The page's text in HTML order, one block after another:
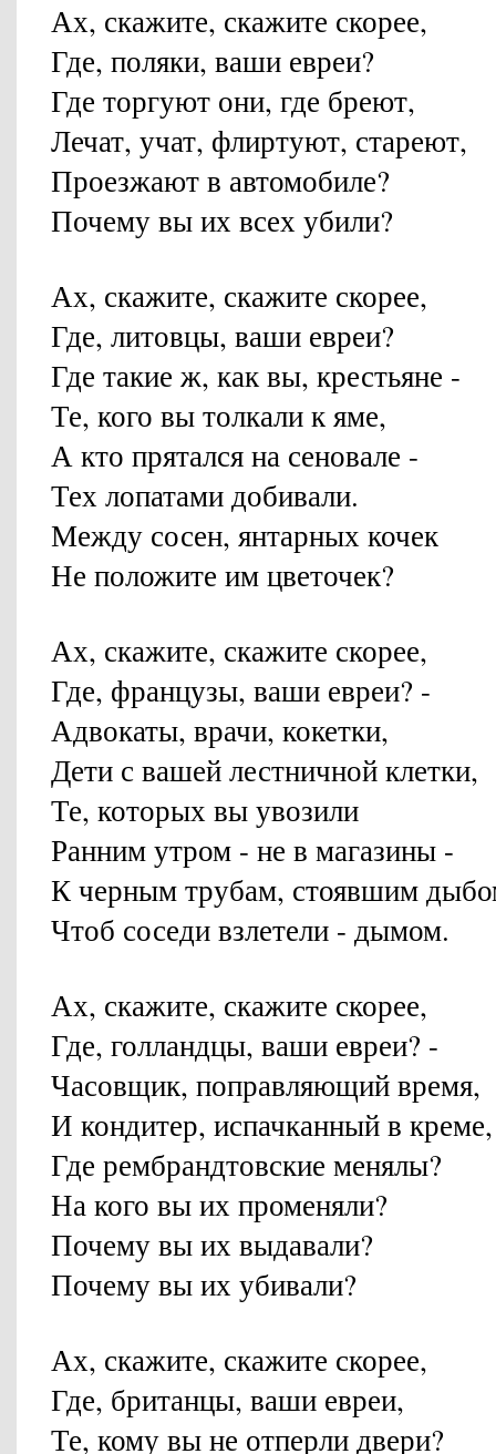
Ах, скажите, скажите скорее,
Где, поляки, ваши евреи?
Где торгуют они, где бреют,
Лечат, учат, флиртуют, стареют,
Проезжают в автомобиле?
Почему вы их всех убили?
Ах, скажите, скажите скорее,
Где, литовцы, ваши евреи?
Где такие ж, как вы, крестьяне -
Те, кого вы толкали к яме,
А кто прятался на сеновале -
Тех лопатами добивали.
Между сосен, янтарных кочек
Не положите им цветочек?
Ах, скажите, скажите скорее,
Где, французы, ваши евреи? -
Адвокаты, врачи, кокетки,
Дети с вашей лестничной клетки,
Те, которых вы увозили
Ранним утром - не в магазины -
К черным трубам, стоявшим
Чтоб соседи взлетели - дымом.
Ах, скажите, скажите скорее,
Где, голландцы, ваши евреи? -
Часовщик, поправляющий время,
И кондитер, испачканный в креме,
Где рембрандтовские менялы?
На кого вы их променяли?
Почему вы их выдавали?
Почему вы их убивали?
Ах, скажите, скажите скорее,
Где, британцы, ваши евреи,
Те, кому вы не отперли двери?